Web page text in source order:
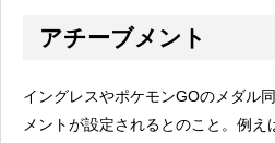
アチーブメント
イングレスやポケモンGOのメダル
メントが設定されるとのこと。例